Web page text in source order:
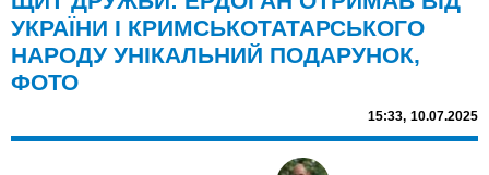
УКРАЇНИ І КРИМСЬКОТАТАРСЬКОГО
НАРОДУ УНІКАЛЬНИЙ ПОДАРУНОК,
ФОТО
15:33, 10.07.2025